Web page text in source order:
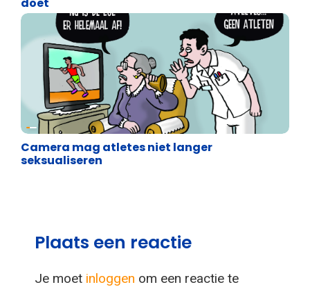
Cartoons
Camera mag atletes niet langer
seksualiseren
Plaats een reactie
Je moet inloggen om een reactie te